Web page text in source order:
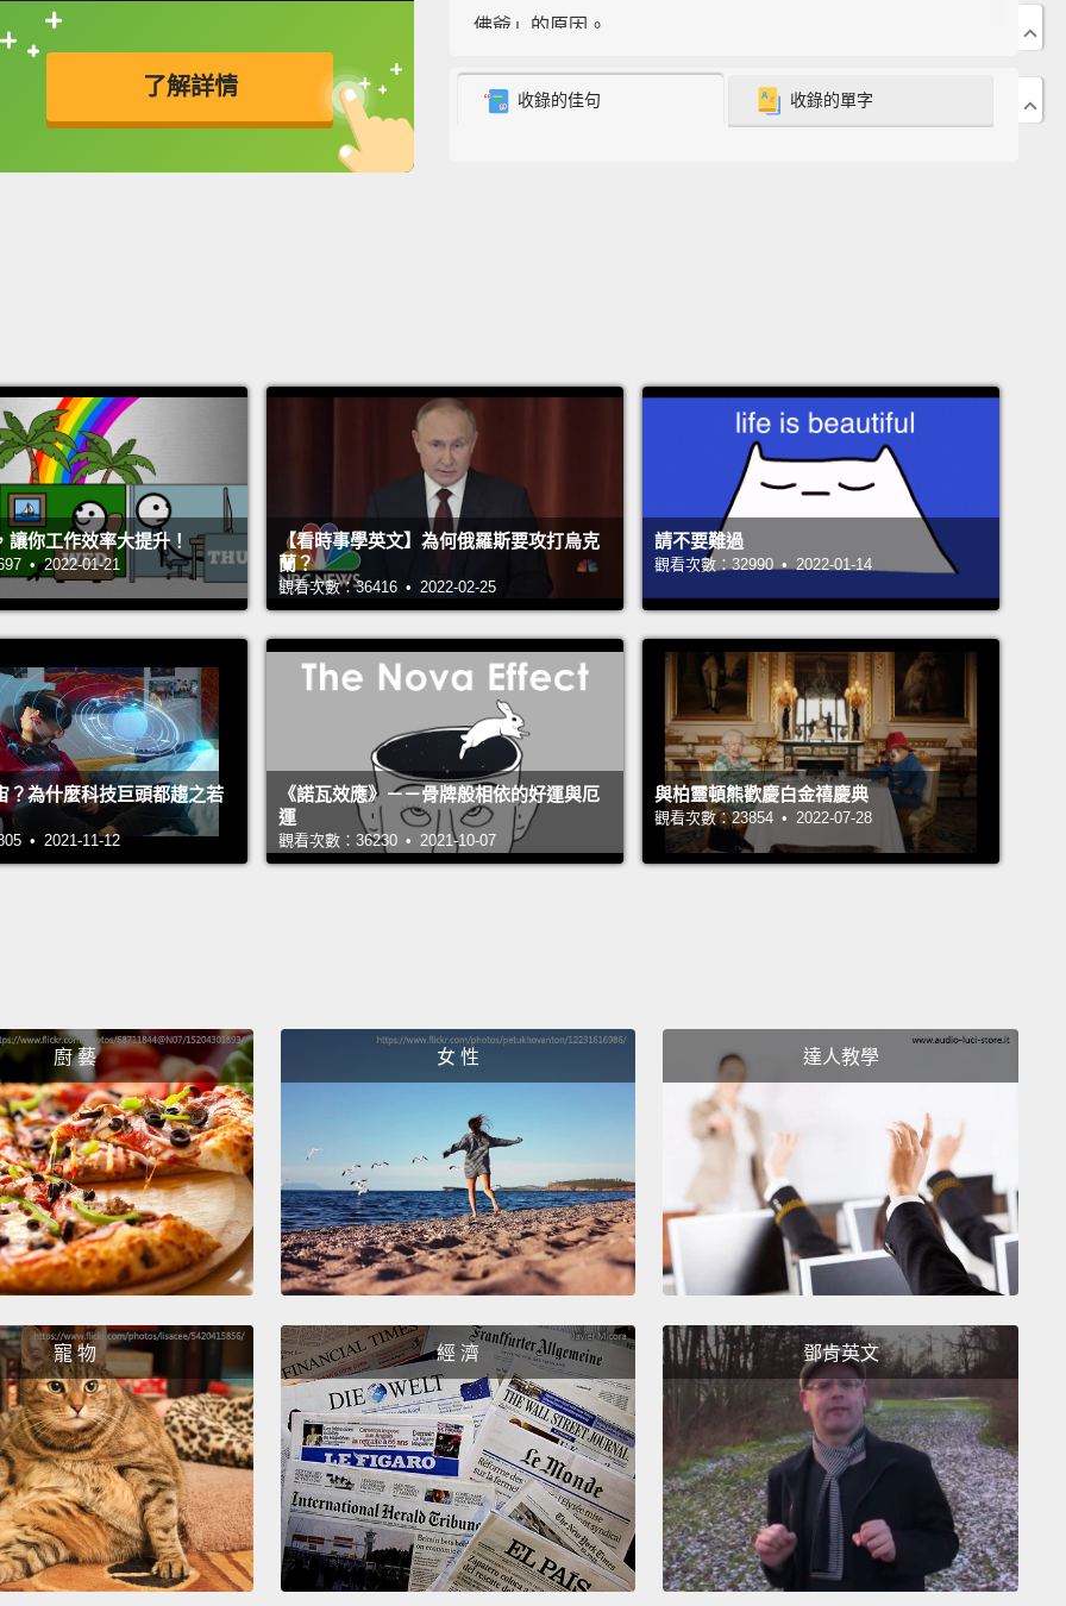
了解詳情
接查字典喔！
英
佛爺」的原因。
He was born in Hamburg in the 1930s, but the exact date
of his birth remains a mystery. In 1952, Karl Lagerfeld
尚品牌，如：Balmain、Jean Patou 以及 Chloe 證明了自己的
實力之後，便於 1965 年加入 Fendi 繼續擔任時尚總監。然
而，卡爾．拉格斐卻是一直到加入香奈兒才真正獲得他應有的
名聲與榮耀。
In 1983, he took over as the head of the fashion house
and revived the brand. Soon enough the two intertwined
Cs became affiliated with luxury. He designed the perfect
cut for his tweed jackets and the classic little black dress,
combining the masculine with the feminine with his
monochrome palette.
And with that, Chanel was reborn.
1983 年時，他接管了香奈兒的大位，讓香奈兒重返時尚龍頭
寶座。很快的，香奈兒經典雙 C 圖案便與奢華二字畫上等號。
卡爾．拉格斐為軟呢外套與經典黑色洋裝設計出完美剪裁，運
In 2004, he became the first high-profile fashion designer
to collaborate on a collection with H&M.
photographic skills to use and exhibited his work in 2011.
他在 2004 年時，成為第一位與 H&M 系列服裝合作的知名時
尚設計師。他運用了他的攝影技能，並在 2011 年展示他的作
品。
which is the worst thing for creativity. By doing
photography, even fashion photography and advertising,
which I love, I stay within the movement of fashion, people
of fashion, and my bubble is not the only thing that I see.
如果我只有在時裝界發展，我會有把自己與外界隔離的風險，
這對創作是最具殺傷力的。透過攝影，甚至是我愛的時尚攝影
和行銷，我得以和時裝界與時俱進，而且我可以看到眼前以外
收錄的佳句 收錄的單字
讓你工作效率大提升！
• 2022-01-21
【看時事學英文】為何俄羅斯要攻打烏克
蘭？
觀看次數：36416 • 2022-02-25
請不要難過
觀看次數：32990 • 2022-01-14
？為什麼科技巨頭都趨之若
• 2021-11-12
《諾瓦效應》－－骨牌般相依的好運與厄
運
觀看次數：36230 • 2021-10-07
與柏靈頓熊歡慶白金禧慶典
觀看次數：23854 • 2022-07-28
廚 藝 女 性 達人教學
寵 物 經 濟 鄧肯英文